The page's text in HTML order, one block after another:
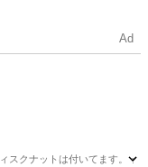
Ad
スクナットは付いてます。